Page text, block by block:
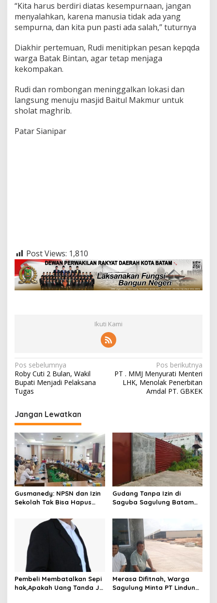
“Kita harus berdiri diatas kesempurnaan, jangan
menyalahkan, karena manusia tidak ada yang
sempurna, dan kita pun pasti ada salah,” tuturnya
Diakhir pertemuan, Rudi menitipkan pesan kepqda
warga Batak Bintan, agar tetap menjaga
kekompakan.
Rudi dan rombongan meninggalkan lokasi dan
langsung menuju masjid Baitul Makmur untuk
sholat maghrib.
Patar Sianipar
Post Views: 1,810
Ikuti Kami
N
a
v
i
g
a
s
i
p
o
s
Pos sebelumnya
Roby Cuti 2 Bulan, Wakil
Bupati Menjadi Pelaksana
Tugas
Pos berikutnya
PT . MMJ Menyurati Menteri
LHK, Menolak Penerbitan
Amdal PT. GBKEK
Jangan Lewatkan
Gusmanedy: NPSN dan Izin
Sekolah Tak Bisa Hapus
Dugaan Kekerasan Anak
Gudang Tanpa Izin di
Saguba Sagulung Batam
Bersubsidi, Warga Resah
Terancam Bahaya
Kebakaran
Pembeli Membatalkan Sepi
hak,Apakah Uang Tanda Ja
Merasa Difitnah, Warga
Sagulung Minta PT Lindung